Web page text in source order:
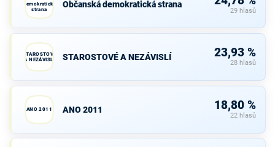
demokratická
strana
Občanská demokratická strana
29 hlasů
STAROSTOVÉ
A NEZÁVISLÍ
STAROSTOVÉ A NEZÁVISLÍ 23,93 %
28 hlasů
ANO 2011 ANO 2011 18,80 %
22 hlasů